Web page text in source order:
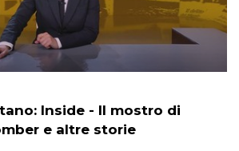
Inside - Il mostro di
e altre storie